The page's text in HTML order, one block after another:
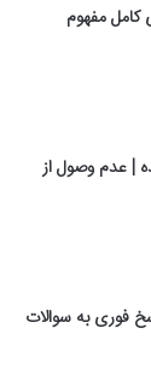
کامل مفهوم
| عدم وصول از
فوری به سوالات